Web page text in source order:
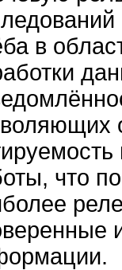
в
что